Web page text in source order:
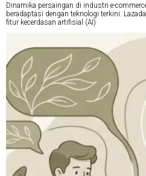
Dinamika persaingan di industri e-
beradaptasi dengan teknologi terkini.
fitur kecerdasan artifisial (AI)